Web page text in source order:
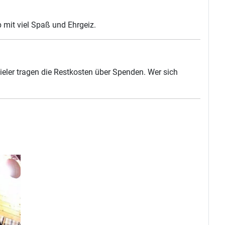
viel Spaß und Ehrgeiz.
tragen die Restkosten über Spenden. Wer sich